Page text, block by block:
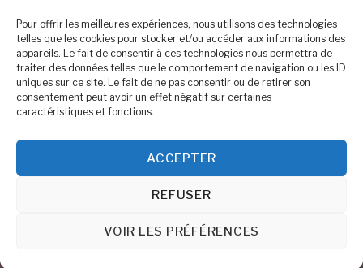
Pour offrir les meilleures expériences, nous utilisons des technologies
telles que les cookies pour stocker et/ou accéder aux informations des
appareils. Le fait de consentir à ces technologies nous permettra de
traiter des données telles que le comportement de navigation ou les ID
uniques sur ce site. Le fait de ne pas consentir ou de retirer son
consentement peut avoir un effet négatif sur certaines
caractéristiques et fonctions.
ACCEPTER
REFUSER
VOIR LES PRÉFÉRENCES
Chemin Saint Bavon 1 – 1325 Chaumont-Gistoux
BE 0884.254.374
info@altitude150.be